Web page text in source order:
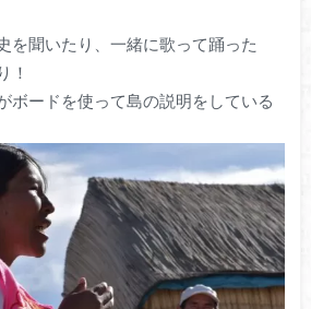
を聞いたり、一緒に歌って踊った
！
ボードを使って島の説明をしている